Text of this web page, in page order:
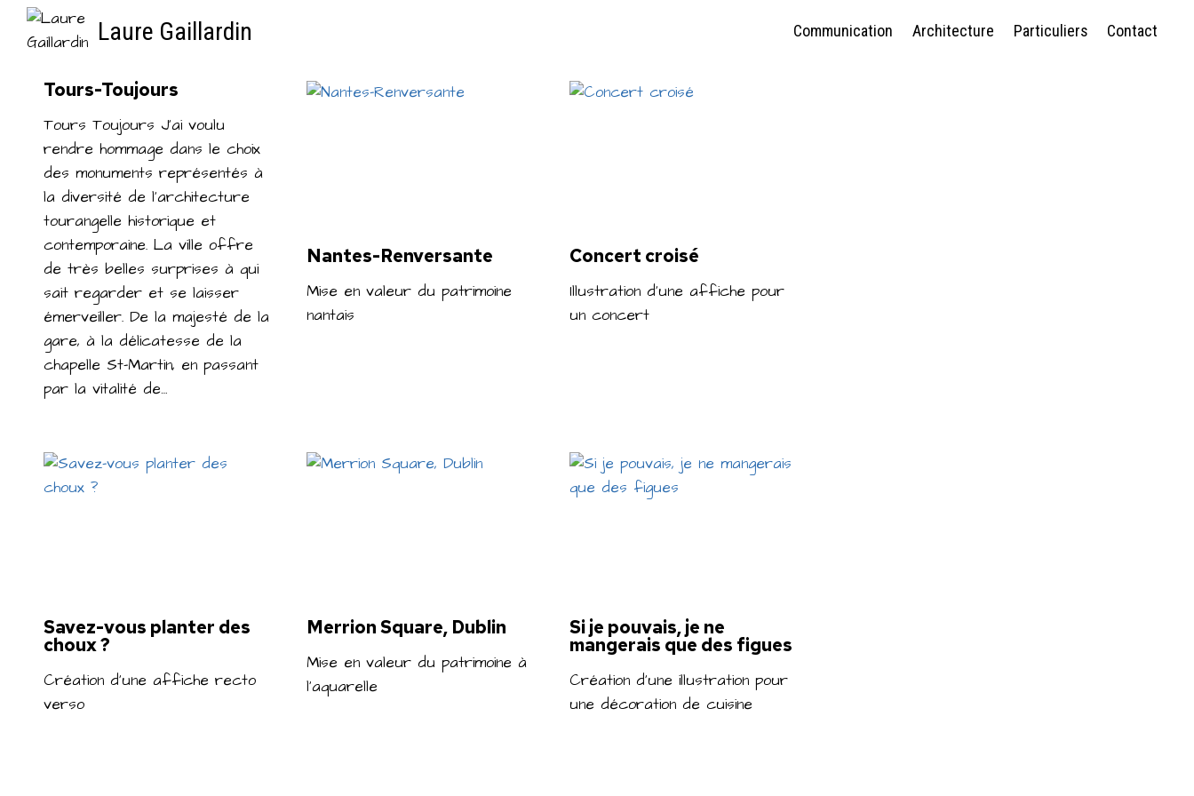
Aller
Laure Gaillardin Communication Architecture Particuliers Contact
Tours-Toujours
Tours Toujours J’ai voulu
rendre hommage dans le choix
des monuments représentés à
la diversité de l’architecture
tourangelle historique et
contemporaine. La ville offre
de très belles surprises à qui
sait regarder et se laisser
émerveiller. De la majesté de la
gare, à la délicatesse de la
chapelle St-Martin, en passant
par la vitalité de…
Nantes-Renversante
Mise en valeur du patrimoine
nantais
Concert croisé
Illustration d’une affiche pour
un concert
Savez-vous planter des
choux ?
Création d’une affiche recto
verso
Merrion Square, Dublin
Mise en valeur du patrimoine à
l’aquarelle
Si je pouvais, je ne
mangerais que des figues
Création d’une illustration pour
une décoration de cuisine